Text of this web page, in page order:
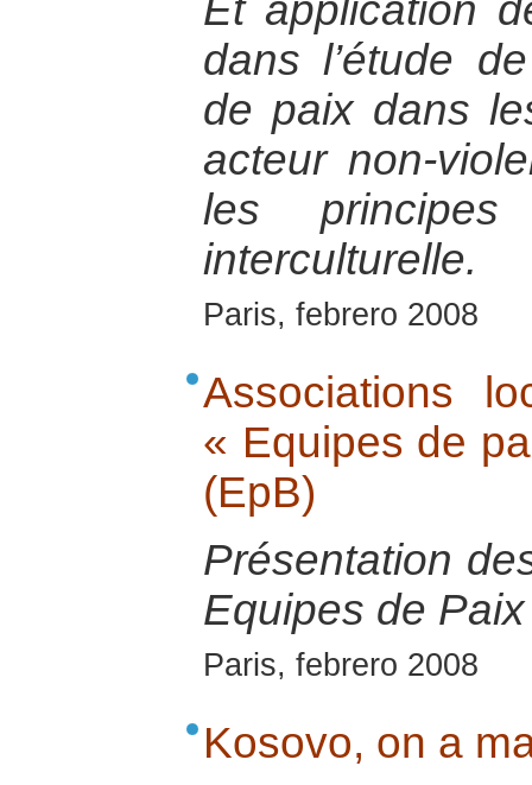
Et application
dans l’étude
de paix dans
acteur non-
les
interculturelle.
Paris, febrero 2008
Associations
« Equipes de
(EpB)
Présentation
Equipes de
Paris, febrero 2008
Kosovo, on a